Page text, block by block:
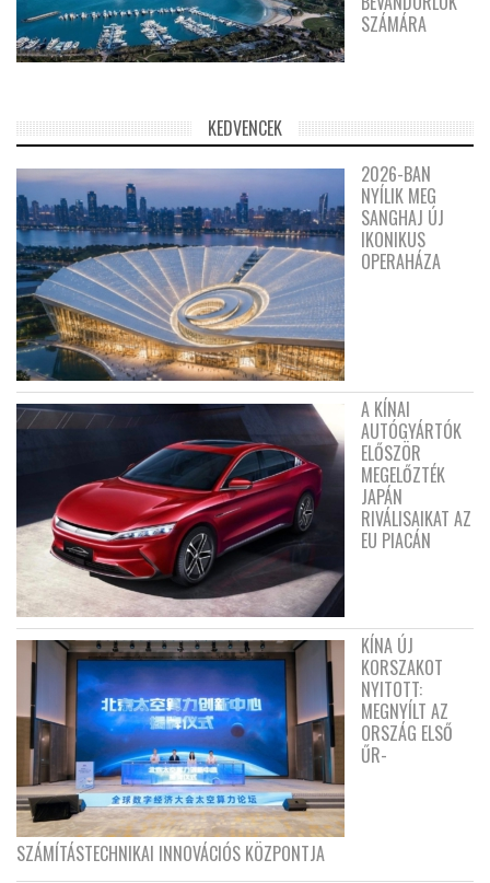
SZÁMÁRA
KEDVENCEK
2026-BAN
NYÍLIK MEG
SANGHAJ ÚJ
IKONIKUS
OPERAHÁZA
A KÍNAI
AUTÓGYÁRTÓK
ELŐSZÖR
MEGELŐZTÉK
JAPÁN
RIVÁLISAIKAT AZ
EU PIACÁN
KÍNA ÚJ
KORSZAKOT
NYITOTT:
MEGNYÍLT AZ
ORSZÁG ELSŐ
ŰR-
SZÁMÍTÁSTECHNIKAI INNOVÁCIÓS KÖZPONTJA